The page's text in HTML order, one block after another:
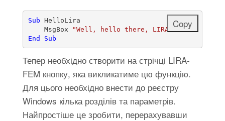
Copy
Copy
Sub HelloLira
    MsgBox
"Well, hello there, LIRA!"
End Sub
Тепер необхідно створити на стрічці LIRA-
FEM кнопку, яка викликатиме цю функцію.
Для цього необхідно внести до реєстру
Windows кілька розділів та параметрів.
Найпростіше це зробити, перерахувавши